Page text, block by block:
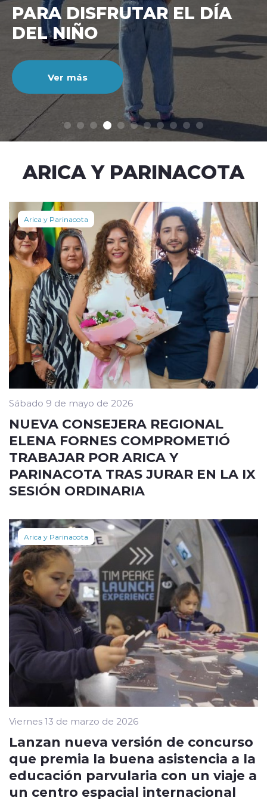
modo claro
CIENTO DURANTE EL MES
DE JULIO
Ver más
ARICA Y PARINACOTA
Arica y Parinacota
Sábado 9 de mayo de 2026
NUEVA CONSEJERA REGIONAL
ELENA FORNES COMPROMETIÓ
TRABAJAR POR ARICA Y
PARINACOTA TRAS JURAR EN LA IX
SESIÓN ORDINARIA
Arica y Parinacota
Viernes 13 de marzo de 2026
Lanzan nueva versión de concurso
que premia la buena asistencia a la
educación parvularia con un viaje a
un centro espacial internacional